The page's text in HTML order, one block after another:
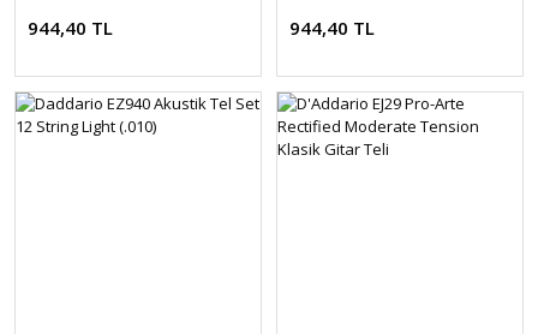
944,40 TL 944,40 TL